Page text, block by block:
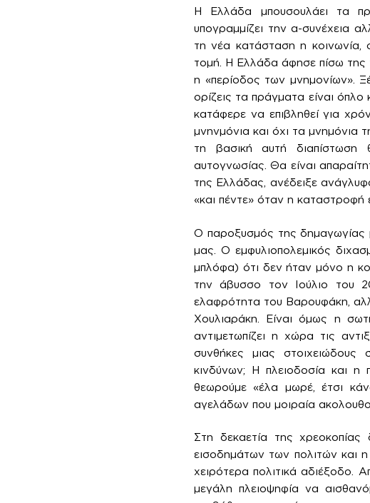
Η Ελλάδα μπουσουλάει τα
υπογραμμίζει την α-συνέχεια
τη νέα κατάσταση η κοινωνία,
τομή. Η Ελλάδα άφησε πίσω της
η «περίοδος των μνημονίων».
ορίζεις τα πράγματα είναι
κατάφερε να επιβληθεί για
μνηνμόνια και όχι τα μνημόνια
τη βασική αυτή διαπίστωση
αυτογνωσίας. Θα είναι
της Ελλάδας, ανέδειξε
«και πέντε» όταν η καταστροφή
Ο παροξυσμός της δημαγωγίας
μας. Ο εμφυλιοπολεμικός
μπλόφα) ότι δεν ήταν μόνο η
την άβυσσο τον Ιούλιο του
ελαφρότητα του Βαρουφάκη,
Χουλιαράκη. Είναι όμως η
αντιμετωπίζει η χώρα τις
συνθήκες μιας
κινδύνων; Η πλειοδοσία και
θεωρούμε «έλα μωρέ, έτσι
αγελάδων που μοιραία
Στη δεκαετία της
εισοδημάτων των πολιτών και
χειρότερα πολιτικά αδιέξοδο.
μεγάλη πλειοψηφία να